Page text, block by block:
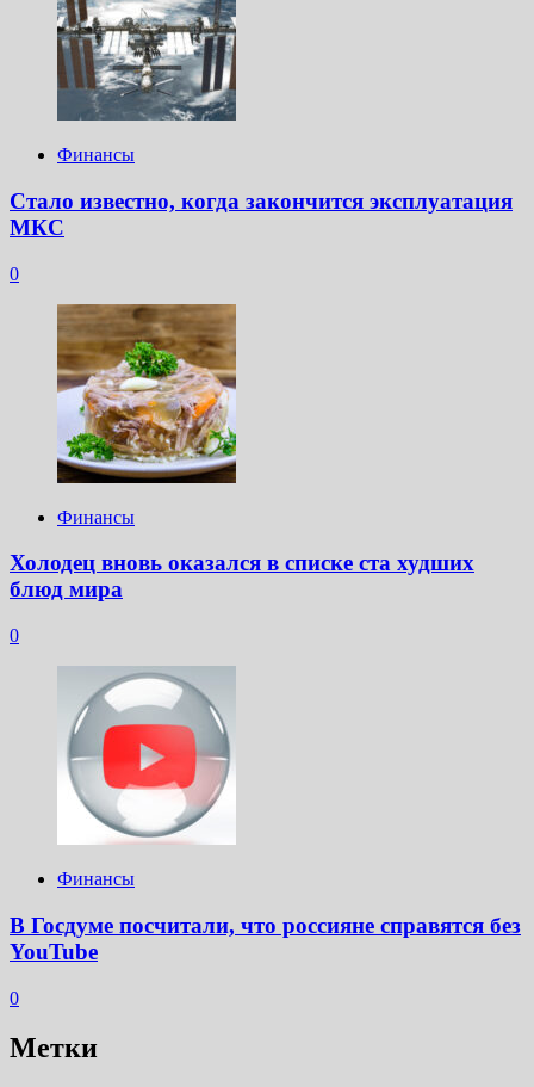
Финансы
Стало известно, когда закончится эксплуатация
МКС
0
Финансы
Холодец вновь оказался в списке ста худших
блюд мира
0
Финансы
В Госдуме посчитали, что россияне справятся без
YouTube
0
Метки